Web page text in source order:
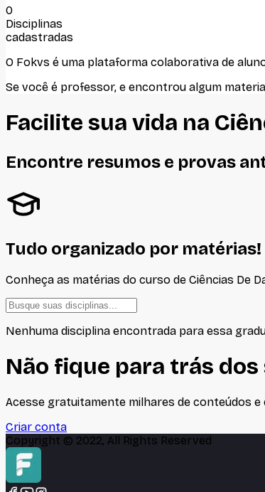
0
Disciplinas
cadastradas
O Fokvs é uma plataforma colaborativa de
Se você é professor, e encontrou algum
Facilite sua vida na
Encontre resumos e provas
Tudo organizado por matérias!
Conheça as matérias do curso de Ciências De
Nenhuma disciplina encontrada para essa
Não fique para trás dos
Acesse gratuitamente milhares de conteúdos
Criar conta
Copyright © 2022, All Rights Reserved